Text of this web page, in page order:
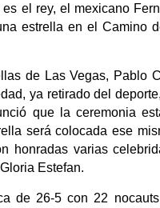
el rey, el mexicano
estrella en el Camino
de Las Vegas, Pablo
ya retirado del
que la ceremonia
será colocada ese
honradas varias
Estefan.
de 26-5 con 22